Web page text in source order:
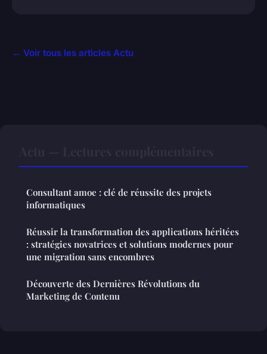
← Voir tous les articles Actu
Consultant amoe : clé de réussite des projets
informatiques
Réussir la transformation des applications héritées
: stratégies novatrices et solutions modernes pour
une migration sans encombres
Découverte des Dernières Révolutions du
Marketing de Contenu